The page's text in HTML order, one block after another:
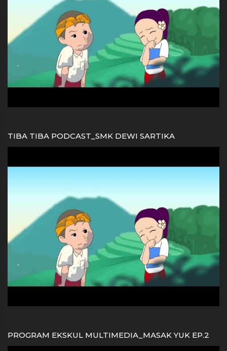
TIBA TIBA PODCAST_SMK DEWI SARTIKA
PROGRAM EKSKUL MULTIMEDIA_MASAK YUK EP.2